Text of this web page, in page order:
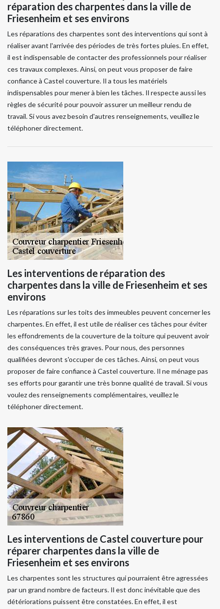
réparation des charpentes dans la ville de
Friesenheim et ses environs
Les réparations des charpentes sont des interventions qui sont à
réaliser avant l'arrivée des périodes de très fortes pluies. En effet,
il est indispensable de contacter des professionnels pour réaliser
ces travaux complexes. Ainsi, on peut vous proposer de faire
confiance à Castel couverture. Il a tous les matériels
indispensables pour mener à bien les tâches. Il respecte aussi les
règles de sécurité pour pouvoir assurer un meilleur rendu de
travail. Si vous avez besoin d'autres renseignements, veuillez le
téléphoner directement.
Les interventions de réparation des
charpentes dans la ville de Friesenheim et ses
environs
Les réparations sur les toits des immeubles peuvent concerner les
charpentes. En effet, il est utile de réaliser ces tâches pour éviter
les effondrements de la couverture de la toiture qui peuvent avoir
des conséquences très graves. Pour nous, des personnes
qualifiées devront s'occuper de ces tâches. Ainsi, on peut vous
proposer de faire confiance à Castel couverture. Il ne ménage pas
ses efforts pour garantir une très bonne qualité de travail. Si vous
voulez des renseignements complémentaires, veuillez le
téléphoner directement.
Les interventions de Castel couverture pour
réparer charpentes dans la ville de
Friesenheim et ses environs
Les charpentes sont les structures qui pourraient être agressées
par un grand nombre de facteurs. Il est donc inévitable que des
détériorations puissent être constatées. En effet, il est